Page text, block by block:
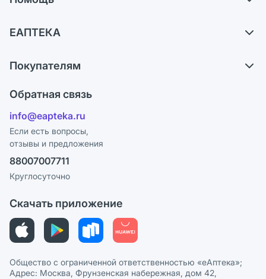
Самовывоз из аптек
Ответы на вопросы
Блог
ЕАПТЕКА
Карьера
Поставщики
Лицензия
Реклама на сайте
Ваши товары на ЕАПТЕКЕ
Покупателям
Программа СберСпасибо
Политика конфиденциальности
Пользовательское соглашение
Политика рекомендаций
Этика и соответствие
Политика в отношении обработки персональных данных
Обратная связь
info@eapteka.ru
Если есть вопросы,
отзывы и предложения
88007007711
Круглосуточно
Скачать приложение
Общество с ограниченной ответственностью «еАптека»;
Адрес: Москва, Фрунзенская набережная, дом 42,